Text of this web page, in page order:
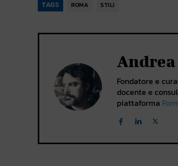
TAGS ROMA STILI
Fondatore e
docente e
piattaforma